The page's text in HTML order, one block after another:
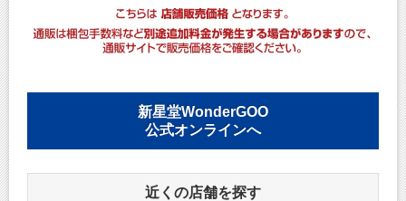
新星堂WonderGOO
公式オンラインへ
近くの店舗を探す